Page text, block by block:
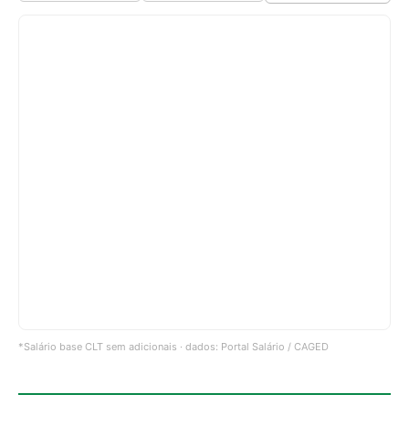
*Salário base CLT sem adicionais · dados: Portal Salário / CAGED